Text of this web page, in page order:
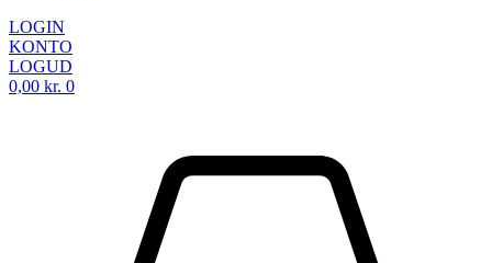
LOGIN
KONTO
LOGUD
0,00 kr. 0